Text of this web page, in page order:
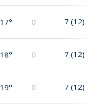
17° 0 7 (12)
18° 0 7 (12)
19° 0 7 (12)